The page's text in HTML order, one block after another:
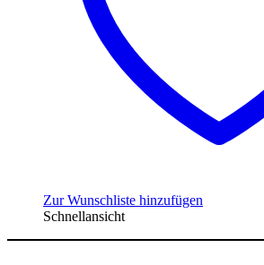
Zur Wunschliste hinzufügen
Schnellansicht